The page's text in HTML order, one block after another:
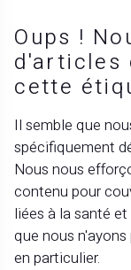
Oups !
d'articles
cette
Il semble que
spécifiquement
Nous nous
contenu pour
liées à la santé
que nous
en particulier.